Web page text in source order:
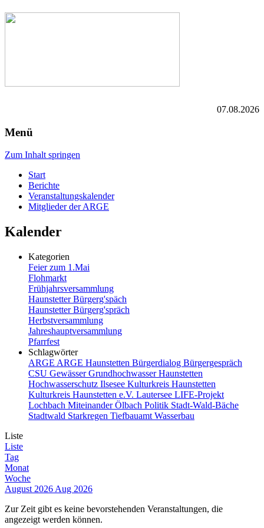
07.08.2026
Menü
Zum Inhalt springen
Start
Berichte
Veranstaltungskalender
Mitglieder der ARGE
Kalender
Kategorien
Feier zum 1.Mai
Flohmarkt
Frühjahrsversammlung
Haunstetter Bürgerg'späch
Haunstetter Bürgerg'spräch
Herbstversammlung
Jahreshauptversammlung
Pfarrfest
Schlagwörter
ARGE ARGE Haunstetten Bürgerdialog Bürgergespräch
CSU GewässerGrundhochwasserHaunstetten
Hochwasserschutz Ilsesee Kulturkreis Haunstetten
Kulturkreis Haunstetten e.V. Lautersee LIFE-Projekt
Lochbach MiteinanderÖlbach Politik Stadt-Wald-Bäche
Stadtwald Starkregen Tiefbauamt Wasserbau
Liste
Liste
Tag
Monat
Woche
August 2026 Aug 2026
Zur Zeit gibt es keine bevorstehenden Veranstaltungen, die
angezeigt werden können.